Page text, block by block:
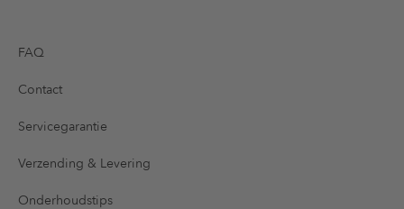
FAQ
Contact
Servicegarantie
Verzending & Levering
Onderhoudstips